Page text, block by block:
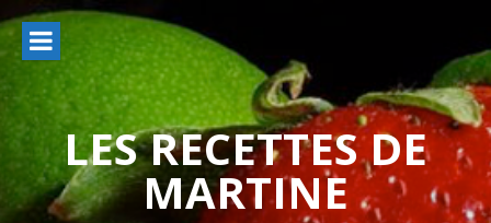
Aller
au
contenu
LES RECETTES DE
MARTINE